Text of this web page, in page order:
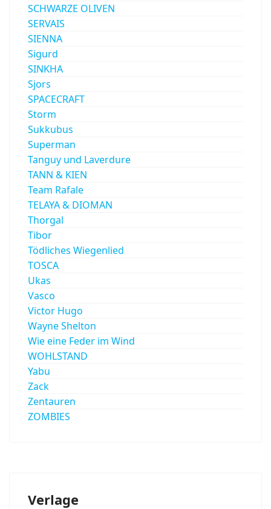
SCHWARZE OLIVEN
SERVAIS
SIENNA
Sigurd
SINKHA
Sjors
SPACECRAFT
Storm
Sukkubus
Superman
Tanguy und Laverdure
TANN & KIEN
Team Rafale
TELAYA & DIOMAN
Thorgal
Tibor
Tödliches Wiegenlied
TOSCA
Ukas
Vasco
Victor Hugo
Wayne Shelton
Wie eine Feder im Wind
WOHLSTAND
Yabu
Zack
Zentauren
ZOMBIES
Verlage